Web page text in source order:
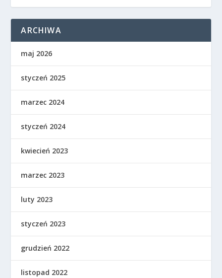
ARCHIWA
maj 2026
styczeń 2025
marzec 2024
styczeń 2024
kwiecień 2023
marzec 2023
luty 2023
styczeń 2023
grudzień 2022
listopad 2022